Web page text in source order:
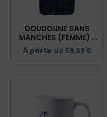
DOUDOUNE SANS
MANCHES (FEMME) -
CENTRE ÉQUESTRE DU
PARC - NAVY - K6114
À partir de 59,99 €